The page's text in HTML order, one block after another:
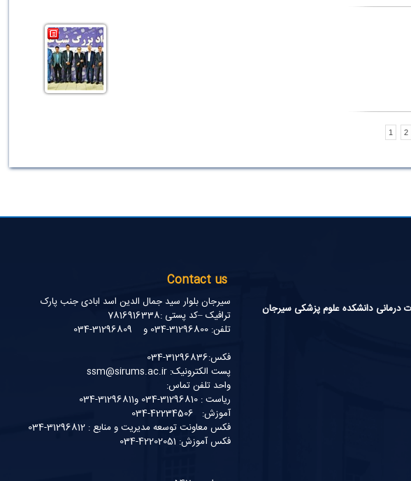
1 2
درمانی دانشکده علوم پزشکی سیرجان
Contact us
سیرجان بلوار سید جمال الدین اسد ابادی جنب پارک
ترافیک –کد پستی :7816916338
تلفن: 31296800-034 و 31296809-034
فکس:31296836-034
پست الکترونیک: ssm@sirums.ac.ir
واحد تلفن تماس:
ریاست : 31296810-034 و31296811-034
آموزش: 42234506-034
فکس معاونت توسعه مدیریت و منابع : 31296812-034
فکس آموزش: 42202051-034